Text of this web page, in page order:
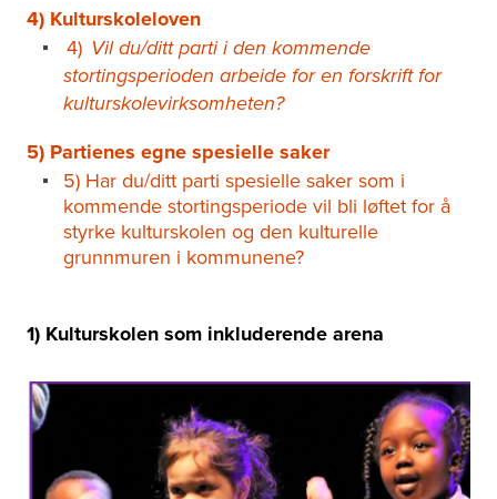
4) Kulturskoleloven
4) Vil du/ditt parti i den kommende
stortingsperioden arbeide for en forskrift for
kulturskolevirksomheten?
5) Partienes egne spesielle saker
5) Har du/ditt parti spesielle saker som i
kommende stortingsperiode vil bli løftet for å
styrke kulturskolen og den kulturelle
grunnmuren i kommunene?
1) Kulturskolen som inkluderende arena